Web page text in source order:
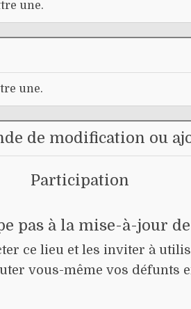
une.
une.
de modification ou
Participation
pas à la mise-à-jour de
ce lieu et les inviter à
vous-même vos défunts